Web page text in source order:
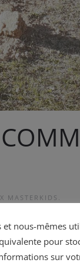
MASTERKIDS
Les travaux
du
et nous-mêmes
pour
sur